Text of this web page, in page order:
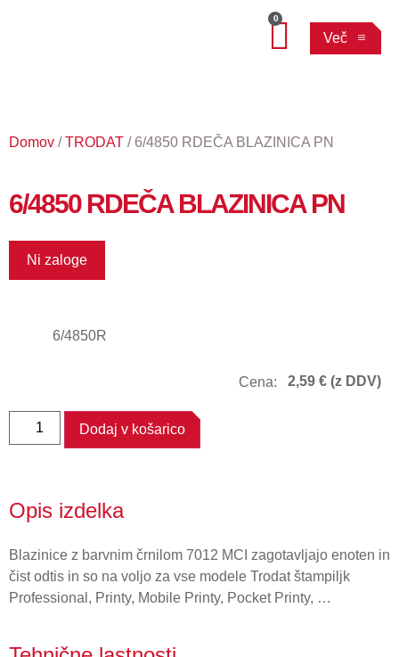
0
Več
Domov /TRODAT / 6/4850 RDEČA BLAZINICA PN
6/4850 RDEČA BLAZINICA PN
Ni zaloge
6/4850R
Cena: 2,59 € (z DDV)
Dodaj v košarico
Opis izdelka
Blazinice z barvnim črnilom 7012 MCI zagotavljajo enoten in
čist odtis in so na voljo za vse modele Trodat štampiljk
Professional, Printy, Mobile Printy, Pocket Printy, …